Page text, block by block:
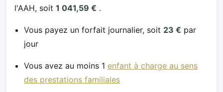
l'AAH, soit 1 041,59 € .
Vous payez un forfait journalier, soit 23 € par
jour
Vous avez au moins 1enfant à charge au sens
des prestations familiales